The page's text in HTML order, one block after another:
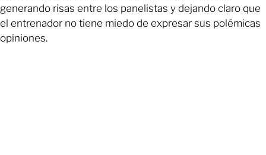
generando risas entre los panelistas y dejando claro que
el entrenador no tiene miedo de expresar sus polémicas
opiniones.